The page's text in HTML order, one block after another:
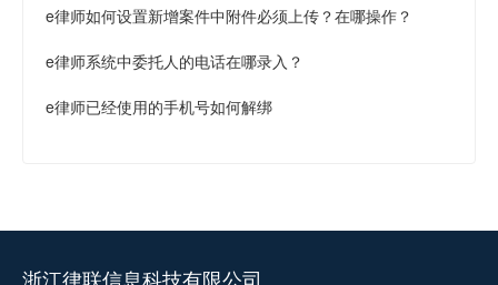
e律师如何设置新增案件中附件必须上传？在哪操作？
e律师系统中委托人的电话在哪录入？
e律师已经使用的手机号如何解绑
浙江律联信息科技有限公司